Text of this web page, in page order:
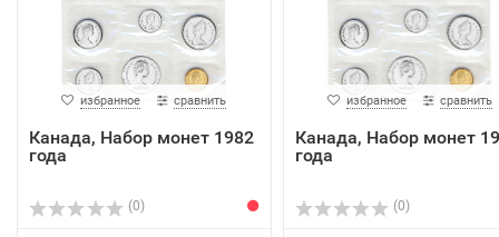
избранное сравнить
Канада, Набор монет 1982
года
(0)
избранное сравнить
Канада, Набор монет
года
(0)